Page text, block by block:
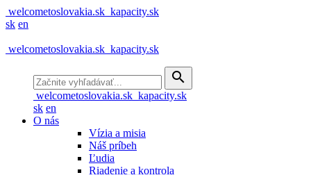
welcometoslovakia.sk kapacity.sk
sk en
welcometoslovakia.sk kapacity.sk
search
welcometoslovakia.sk kapacity.sk
sk en
O nás
Vízia a misia
Náš príbeh
Ľudia
Riadenie a kontrola